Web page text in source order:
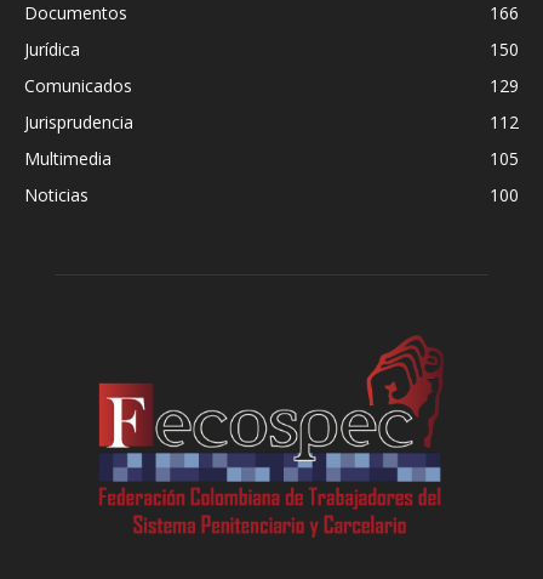
Documentos
166
Jurídica
150
Comunicados
129
Jurisprudencia
112
Multimedia
105
Noticias
100